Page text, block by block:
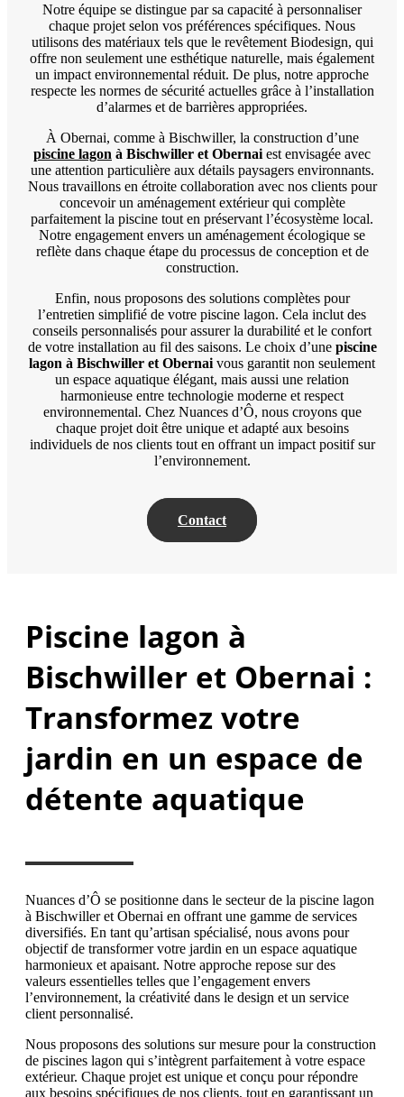
Notre équipe se distingue par sa capacité à personnaliser
chaque projet selon vos préférences spécifiques. Nous
utilisons des matériaux tels que le revêtement Biodesign, qui
offre non seulement une esthétique naturelle, mais également
un impact environnemental réduit. De plus, notre approche
respecte les normes de sécurité actuelles grâce à l’installation
d’alarmes et de barrières appropriées.
À Obernai, comme à Bischwiller, la construction d’une
piscine lagon à Bischwiller et Obernai est envisagée avec
une attention particulière aux détails paysagers environnants.
Nous travaillons en étroite collaboration avec nos clients pour
concevoir un aménagement extérieur qui complète
parfaitement la piscine tout en préservant l’écosystème local.
Notre engagement envers un aménagement écologique se
reflète dans chaque étape du processus de conception et de
construction.
Enfin, nous proposons des solutions complètes pour
l’entretien simplifié de votre piscine lagon. Cela inclut des
conseils personnalisés pour assurer la durabilité et le confort
de votre installation au fil des saisons. Le choix d’une piscine
lagon à Bischwiller et Obernai vous garantit non seulement
un espace aquatique élégant, mais aussi une relation
harmonieuse entre technologie moderne et respect
environnemental. Chez Nuances d’Ô, nous croyons que
chaque projet doit être unique et adapté aux besoins
individuels de nos clients tout en offrant un impact positif sur
l’environnement.
Contact
Piscine lagon à
Bischwiller et Obernai :
Transformez votre
jardin en un espace de
détente aquatique
Nuances d’Ô se positionne dans le secteur de la piscine lagon
à Bischwiller et Obernai en offrant une gamme de services
diversifiés. En tant qu’artisan spécialisé, nous avons pour
objectif de transformer votre jardin en un espace aquatique
harmonieux et apaisant. Notre approche repose sur des
valeurs essentielles telles que l’engagement envers
l’environnement, la créativité dans le design et un service
client personnalisé.
Nous proposons des solutions sur mesure pour la construction
de piscines lagon qui s’intègrent parfaitement à votre espace
extérieur. Chaque projet est unique et conçu pour répondre
aux besoins spécifiques de nos clients, tout en garantissant un